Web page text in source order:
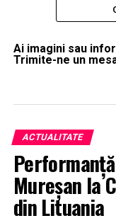
Ai imagini sau
Trimite-ne un
ACTUALITATE
Mureșan la
din Lituania